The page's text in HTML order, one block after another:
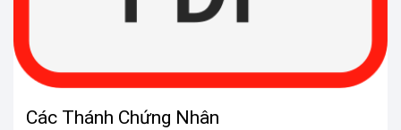
Các Thánh Chứng Nhân